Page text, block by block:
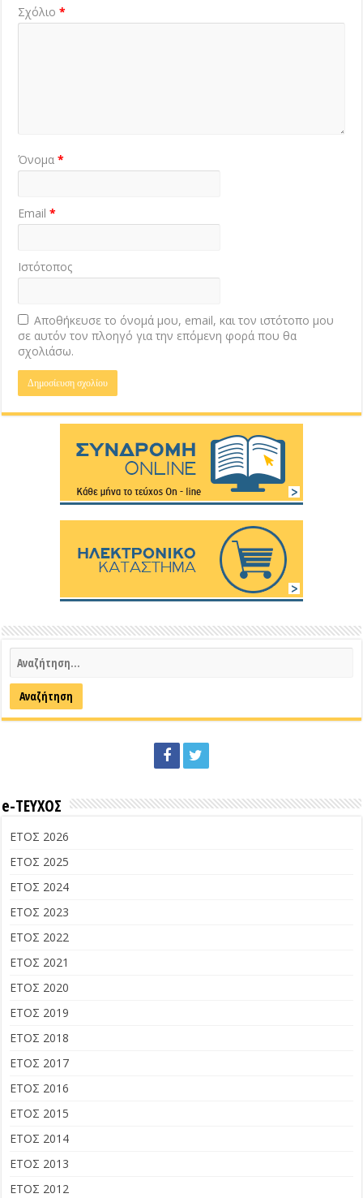
Σχόλιο*
Όνομα*
Email*
Ιστότοπος
Αποθήκευσε το όνομά μου, email, και τον ιστότοπο μου
σε αυτόν τον πλοηγό για την επόμενη φορά που θα
σχολιάσω.
e-ΤΕΥΧΟΣ
ΕΤΟΣ 2026
ΕΤΟΣ 2025
ΕΤΟΣ 2024
ΕΤΟΣ 2023
ΕΤΟΣ 2022
ΕΤΟΣ 2021
ΕΤΟΣ 2020
ΕΤΟΣ 2019
ΕΤΟΣ 2018
ΕΤΟΣ 2017
ΕΤΟΣ 2016
ΕΤΟΣ 2015
ΕΤΟΣ 2014
ΕΤΟΣ 2013
ΕΤΟΣ 2012